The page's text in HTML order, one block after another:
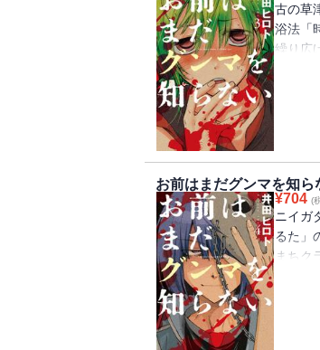
古の草
浴法「
繰り広
Ｊの
お前はまだグンマを知
¥704 (
ニイガ
るた」
まちク
が高